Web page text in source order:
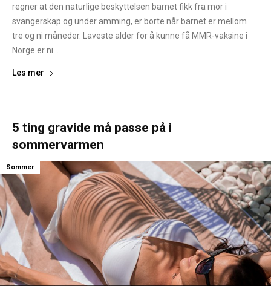
regner at den naturlige beskyttelsen barnet fikk fra mor i
svangerskap og under amming, er borte når barnet er mellom
tre og ni måneder. Laveste alder for å kunne få MMR-vaksine i
Norge er ni...
Les mer
5 ting gravide må passe på i
sommervarmen
Sommer